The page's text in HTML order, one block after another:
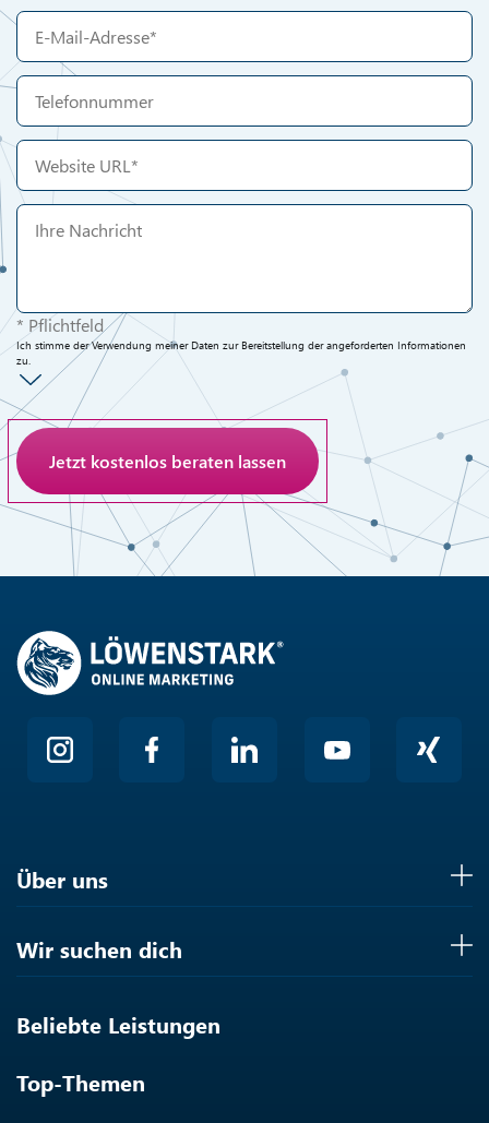
* Pflichtfeld
Ich stimme der Verwendung meiner Daten zur Bereitstellung der angeforderten Informationen
zu.
Anti-Roboter-Verifizierung
Hier klicken
Über uns
Wir suchen dich
Beliebte Leistungen
Top-Themen